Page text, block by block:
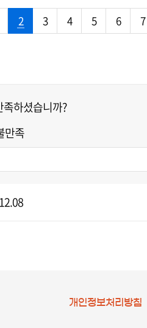
2 3 4 5 6 7
하셨습니까?
만족
개인정보처리방침